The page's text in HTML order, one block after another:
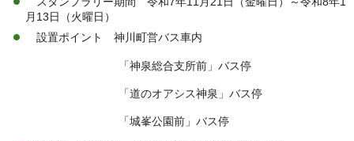
月13日（火曜日）
設置ポイント 神川町営バス車内
「神泉総合支所前」バス停
「道のオアシス神泉」バス停
「城峯公園前」バス停